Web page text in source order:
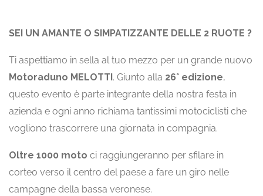
SEI UN AMANTE O SIMPATIZZANTE DELLE 2 RUOTE ?
Ti aspettiamo in sella al tuo mezzo per un grande nuovo
Motoraduno MELOTTI . Giunto alla 26° edizione,
questo evento è parte integrante della nostra festa in
azienda e ogni anno richiama tantissimi motociclisti che
vogliono trascorrere una giornata in compagnia.
Oltre 1000 moto ci raggiungeranno per sfilare in
corteo verso il centro del paese a fare un giro nelle
campagne della bassa veronese.